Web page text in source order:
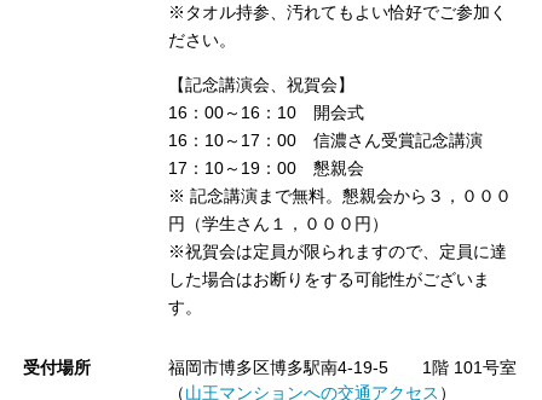
※タオル持参、汚れてもよい恰好でご参加く
ださい。
【記念講演会、祝賀会】
16：00～16：10 開会式
16：10～17：00 信濃さん受賞記念講演
17：10～19：00 懇親会
※ 記念講演まで無料。懇親会から３，０００
円（学生さん１，０００円）
※祝賀会は定員が限られますので、定員に達
した場合はお断りをする可能性がございま
す。
受付場所
福岡市博多区博多駅南4-19-5 1階 101号室
（山王マンションへの交通アクセス ）